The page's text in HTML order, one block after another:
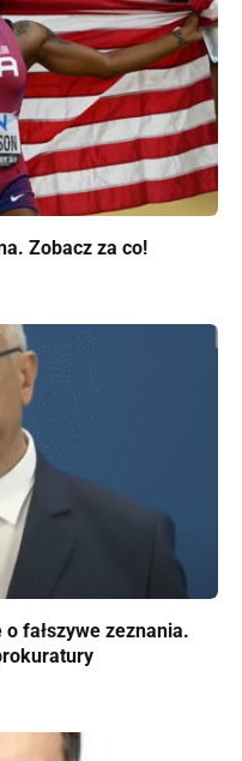
Zobacz za co!
fałszywe zeznania.